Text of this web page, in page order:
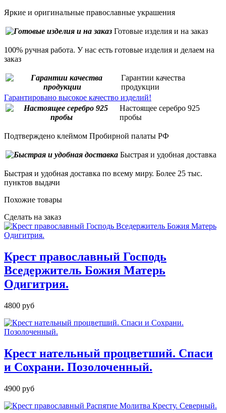
Яркие и оригинальные православные украшения
Готовые изделия и на заказ
100% ручная работа. У нас есть готовые изделия и делаем на
заказ
Гарантии качества
продукции
Гарантировано высокое качество изделий!
Настоящее серебро 925
пробы
Подтверждено клеймом Пробирной палаты РФ
Быстрая и удобная доставка
Быстрая и удобная доставка по всему миру. Более 25 тыс.
пунктов выдачи
Похожие товары
Сделать на заказ
Крест православный Господь
Вседержитель Божия Матерь
Одигитрия.
4800 руб
Крест нательный процветший. Спаси
и Сохрани. Позолоченный.
4900 руб